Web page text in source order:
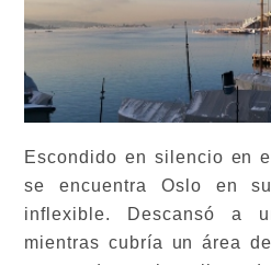
Escondido en silencio en
se encuentra Oslo en
inflexible. Descansó a
mientras cubría un área